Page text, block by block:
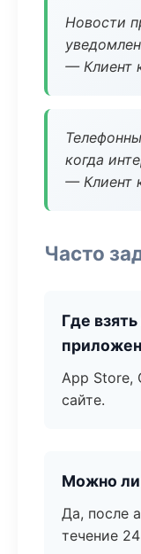
Новости
— Клиент
когда
— Клиент
Часто
Где
App Store,
сайте.
Можно ли
Да, после
течение